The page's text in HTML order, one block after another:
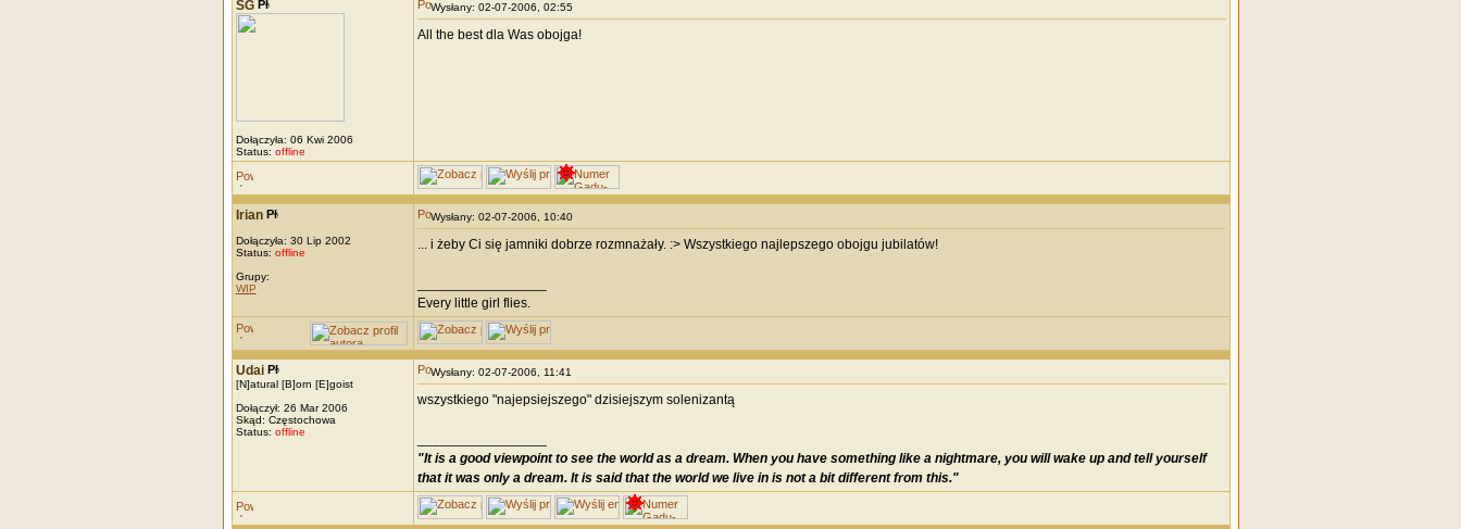
SG
Dołączyła: 06 Kwi 2006
Status: offline
Wysłany: 02-07-2006, 02:55
All the best dla Was obojga!
Irian
Dołączyła: 30 Lip 2002
Status: offline
Grupy:
WIP
Wysłany: 02-07-2006, 10:40
... i żeby Ci się jamniki dobrze rozmnażały. :> Wszystkiego najlepszego obojgu jubilatów!
Every little girl flies.
Udai
[N]atural [B]orn [E]goist
Dołączył: 26 Mar 2006
Skąd: Częstochowa
Status: offline
Wysłany: 02-07-2006, 11:41
wszystkiego "najepsiejszego" dzisiejszym solenizantą
"It is a good viewpoint to see the world as a dream. When you have something like a nightmare, you will wake up and tell yourself
that it was only a dream. It is said that the world we live in is not a bit different from this."